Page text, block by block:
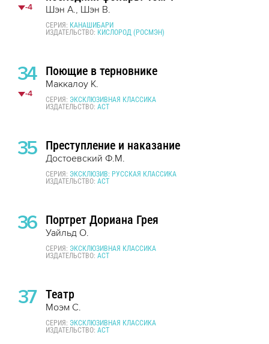
Шэн А., Шэн В.
СЕРИЯ: КАНАШИБАРИ
ИЗДАТЕЛЬСТВО: КИСЛОРОД (РОСМЭН)
-4
34 Поющие в терновнике
Маккалоу К.
СЕРИЯ: ЭКСКЛЮЗИВНАЯ КЛАССИКА
ИЗДАТЕЛЬСТВО: АСТ
-4
35 Преступление и наказание
Достоевский Ф.М.
СЕРИЯ: ЭКСКЛЮЗИВ: РУССКАЯ КЛАССИКА
ИЗДАТЕЛЬСТВО: АСТ
36 Портрет Дориана Грея
Уайльд О.
СЕРИЯ: ЭКСКЛЮЗИВНАЯ КЛАССИКА
ИЗДАТЕЛЬСТВО: АСТ
37 Театр
Моэм С.
СЕРИЯ: ЭКСКЛЮЗИВНАЯ КЛАССИКА
ИЗДАТЕЛЬСТВО: АСТ